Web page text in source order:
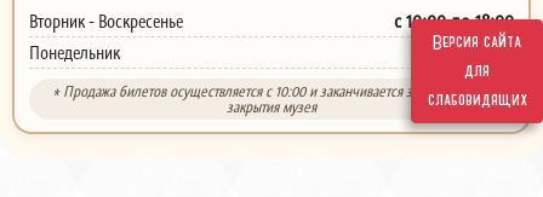
Версия сайта
для
слабовидящих
Вторник - Воскресенье с 10:00 до 18:00
Понедельник выходной
* Продажа билетов осуществляется с 10:00 и заканчивается за 30 минут до
закрытия музея